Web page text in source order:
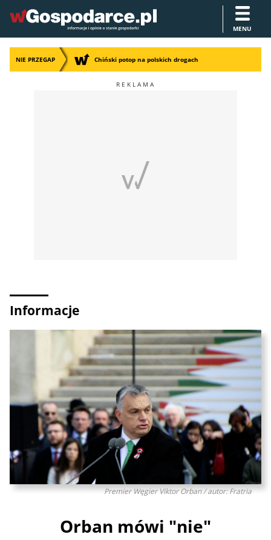
MENU
NIE PRZEGAP Chiński potop na polskich drogach
Informacje
Premier Węgier Viktor Orban / autor: Fratria
Orban mówi "nie"